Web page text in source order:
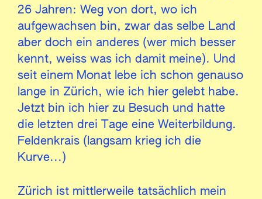
26 Jahren: Weg von dort, wo ich
aufgewachsen bin, zwar das selbe Land
aber doch ein anderes (wer mich besser
kennt, weiss was ich damit meine). Und
seit einem Monat lebe ich schon genauso
lange in Zürich, wie ich hier gelebt habe.
Jetzt bin ich hier zu Besuch und hatte
die letzten drei Tage eine Weiterbildung.
Feldenkrais (langsam krieg ich die
Kurve...)
Zürich ist mittlerweile tatsächlich mein